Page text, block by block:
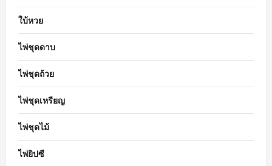
ใบ้หวย
ไพ่ชุดดาบ
ไพ่ชุดถ้วย
ไพ่ชุดเหรียญ
ไพ่ชุดไม้
ไพ่ยิปซี